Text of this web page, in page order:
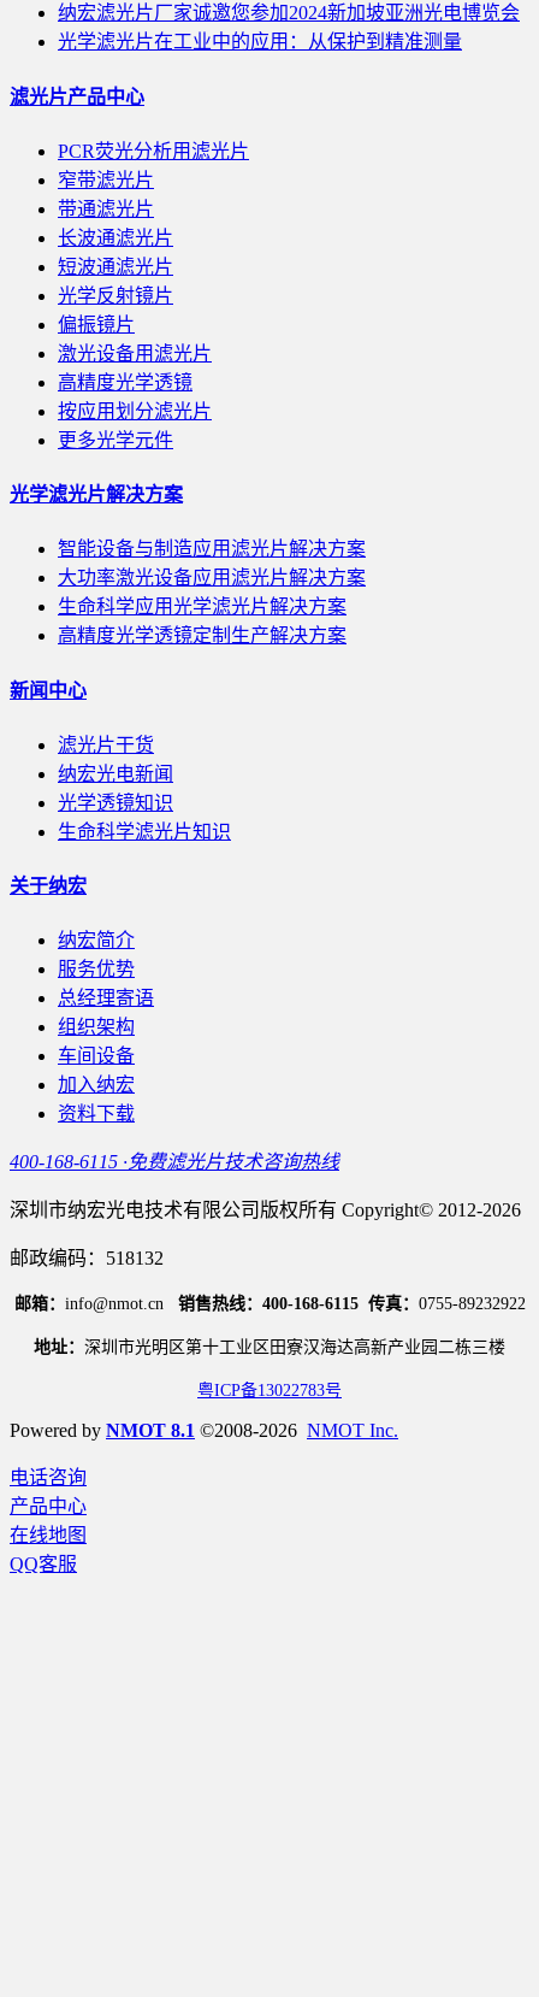
纳宏滤光片厂家诚邀您参加2024新加坡亚洲光电博览会
光学滤光片在工业中的应用：从保护到精准测量
滤光片产品中心
PCR荧光分析用滤光片
窄带滤光片
带通滤光片
长波通滤光片
短波通滤光片
光学反射镜片
偏振镜片
激光设备用滤光片
高精度光学透镜
按应用划分滤光片
更多光学元件
光学滤光片解决方案
智能设备与制造应用滤光片解决方案
大功率激光设备应用滤光片解决方案
生命科学应用光学滤光片解决方案
高精度光学透镜定制生产解决方案
新闻中心
滤光片干货
纳宏光电新闻
光学透镜知识
生命科学滤光片知识
关于纳宏
纳宏简介
服务优势
总经理寄语
组织架构
车间设备
加入纳宏
资料下载
400-168-6115 ·免费滤光片技术咨询热线
深圳市纳宏光电技术有限公司版权所有 Copyright© 2012-2026
邮政编码：518132
邮箱： info@nmot.cn 销售热线：400-168-6115 传真： 0755-89232922
地址： 深圳市光明区第十工业区田寮汉海达高新产业园二栋三楼
粤ICP备13022783号
Powered by NMOT 8.1 ©2008-2026 NMOT Inc.
电话咨询
产品中心
在线地图
QQ客服